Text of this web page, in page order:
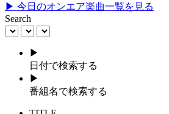
▶ 今日のオンエア楽曲一覧を見る
Search
▶
日付で検索する
▶
番組名で検索する